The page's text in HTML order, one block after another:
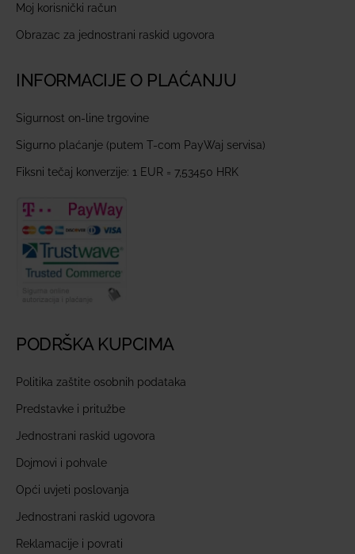
Moj korisnički račun
Obrazac za jednostrani raskid ugovora
INFORMACIJE O PLAĆANJU
Sigurnost on-line trgovine
Sigurno plaćanje (putem T-com PayWaj servisa)
Fiksni tečaj konverzije: 1 EUR = 7,53450 HRK
PODRŠKA KUPCIMA
Politika zaštite osobnih podataka
Predstavke i pritužbe
Jednostrani raskid ugovora
Dojmovi i pohvale
Opći uvjeti poslovanja
Jednostrani raskid ugovora
Reklamacije i povrati